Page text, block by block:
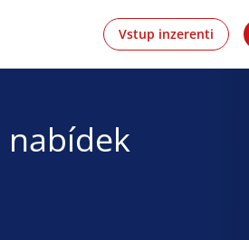
Vstup inzerenti
nabídek